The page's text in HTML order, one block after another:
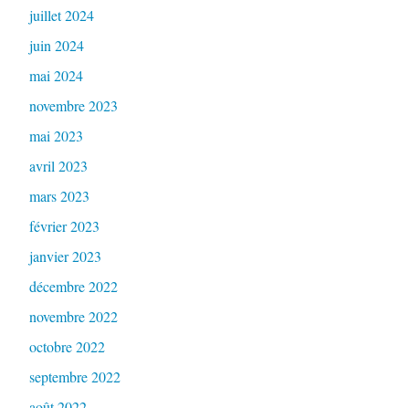
juillet 2024
juin 2024
mai 2024
novembre 2023
mai 2023
avril 2023
mars 2023
février 2023
janvier 2023
décembre 2022
novembre 2022
octobre 2022
septembre 2022